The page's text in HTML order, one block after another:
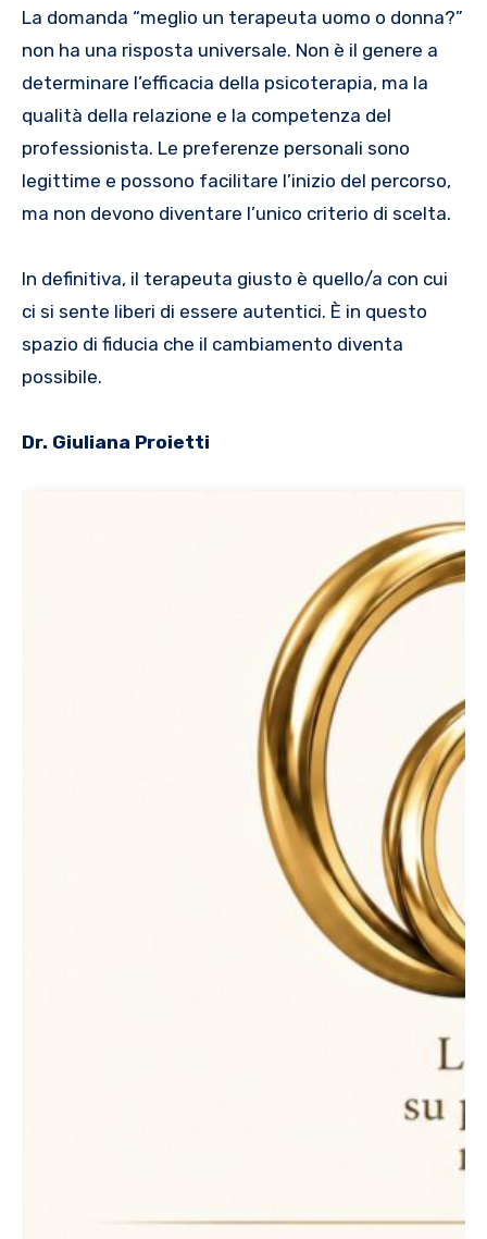
La domanda “meglio un terapeuta uomo o donna?”
non ha una risposta universale. Non è il genere a
determinare l’efficacia della psicoterapia, ma la
qualità della relazione e la competenza del
professionista. Le preferenze personali sono
legittime e possono facilitare l’inizio del percorso,
ma non devono diventare l’unico criterio di scelta.
In definitiva, il terapeuta giusto è quello/a con cui
ci si sente liberi di essere autentici. È in questo
spazio di fiducia che il cambiamento diventa
possibile.
Dr. Giuliana Proietti